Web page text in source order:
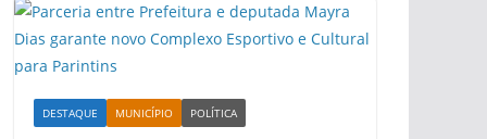
DESTAQUE MUNICÍPIO POLÍTICA